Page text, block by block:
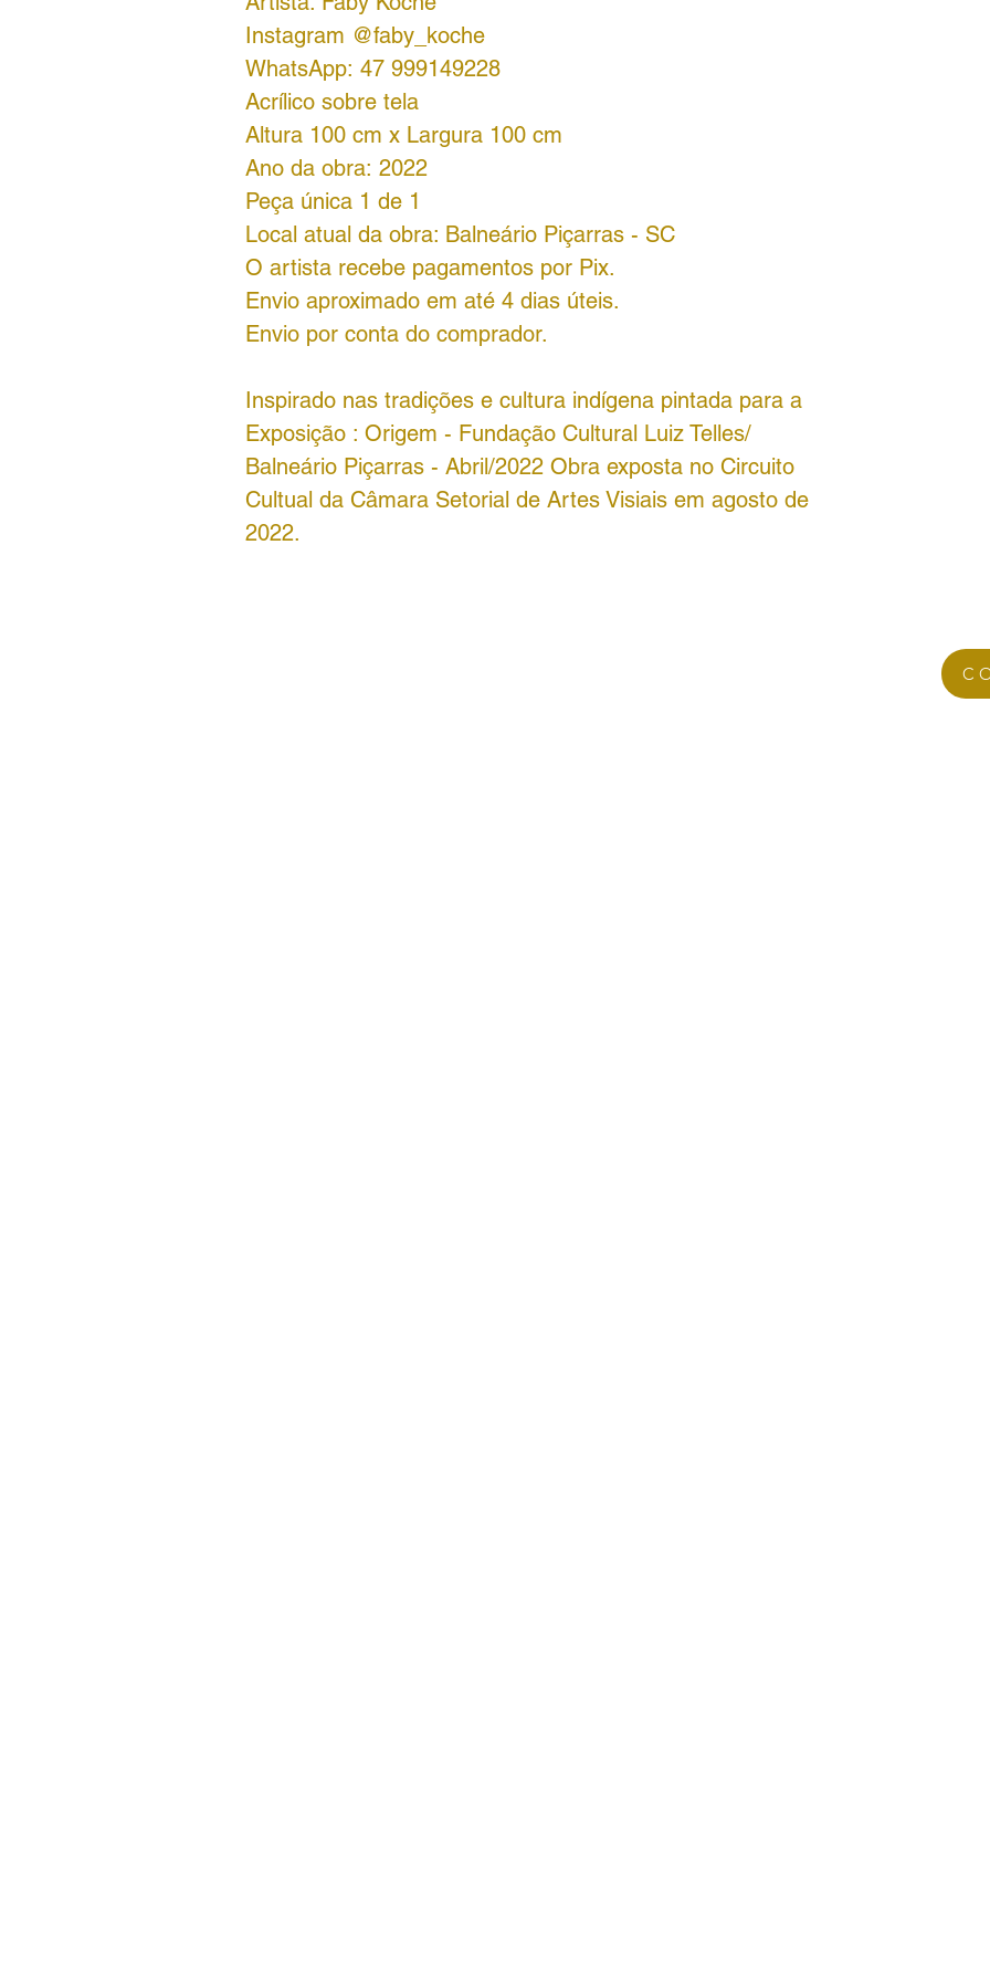
Instagram @faby_koche
WhatsApp: 47 999149228
Acrílico sobre tela
Altura 100 cm x Largura 100 cm
Ano da obra: 2022
Peça única 1 de 1
Local atual da obra: Balneário Piçarras - SC
O artista recebe pagamentos por Pix.
Envio aproximado em até 4 dias úteis.
Envio por conta do comprador.
Inspirado nas tradições e cultura indígena pintada para a
Exposição : Origem - Fundação Cultural Luiz Telles/
Balneário Piçarras - Abril/2022 Obra exposta no Circuito
Cultual da Câmara Setorial de Artes Visiais em agosto de
2022.